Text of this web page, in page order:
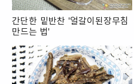
간단한 밑반찬 '얼갈이된장무침
만드는 법'